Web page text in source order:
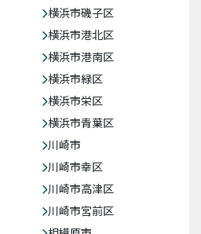
横浜市磯子区
横浜市港北区
横浜市港南区
横浜市緑区
横浜市栄区
横浜市青葉区
川崎市
川崎市幸区
川崎市高津区
川崎市宮前区